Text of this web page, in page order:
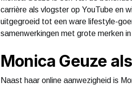
carrière als vlogster op YouTube en
uitgegroeid tot een ware lifestyle-
samenwerkingen met grote merken
Monica Geuze
Naast haar online aanwezigheid is